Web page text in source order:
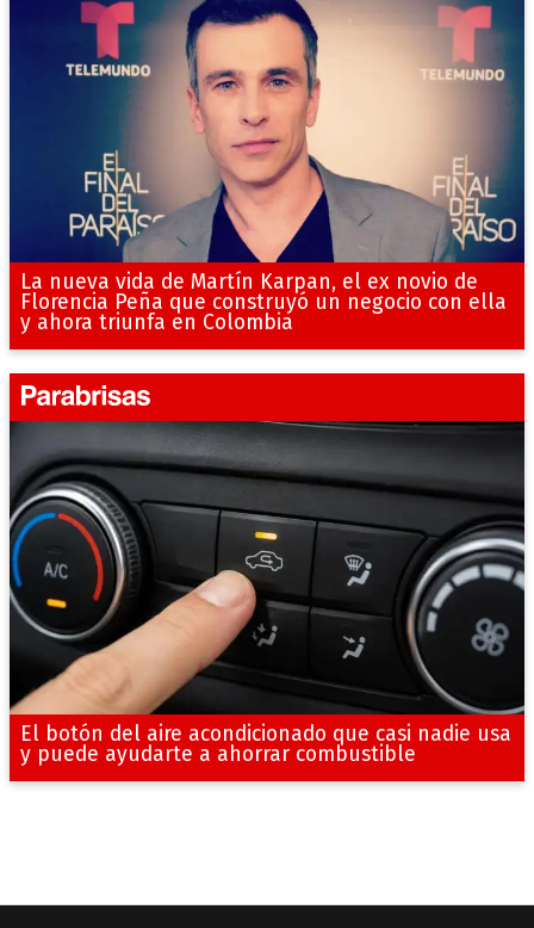
La nueva vida de Martín Karpan, el ex novio de
Florencia Peña que construyó un negocio con ella
y ahora triunfa en Colombia
El botón del aire acondicionado que casi nadie usa
y puede ayudarte a ahorrar combustible